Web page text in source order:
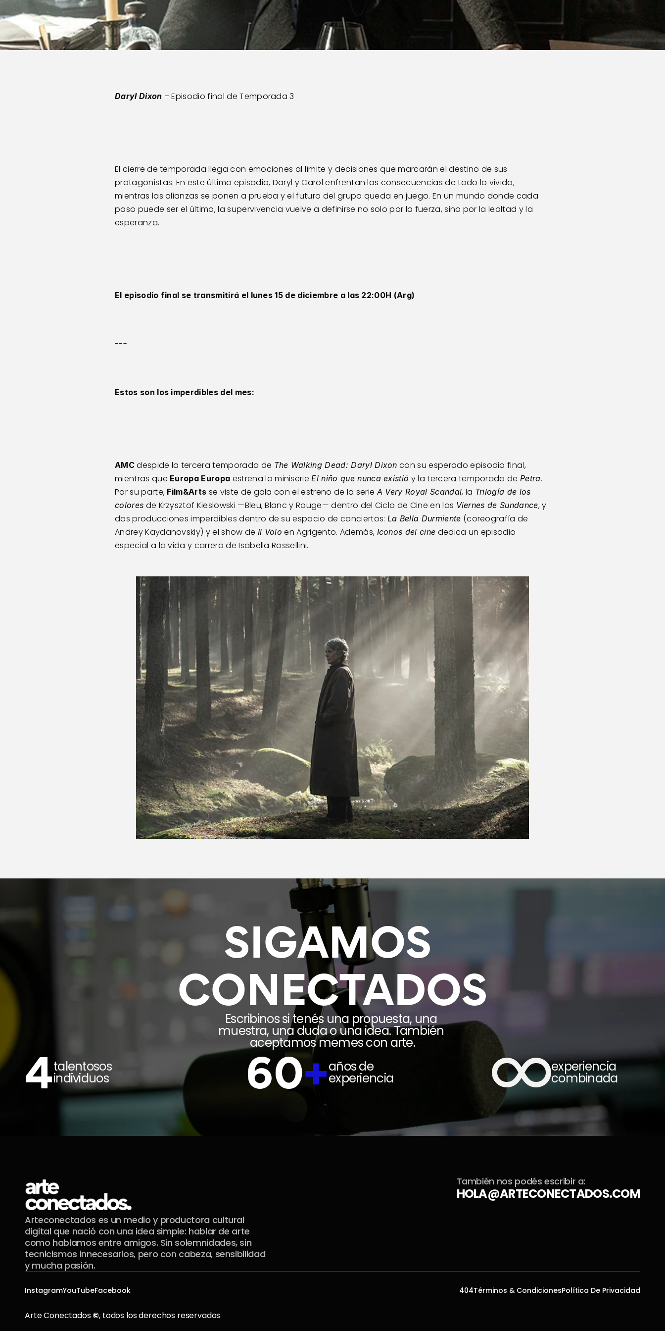
Daryl Dixon – Episodio final de Temporada 3
El cierre de temporada llega con emociones al límite y decisiones que marcarán el destino de sus
protagonistas. En este último episodio, Daryl y Carol enfrentan las consecuencias de todo lo vivido,
mientras las alianzas se ponen a prueba y el futuro del grupo queda en juego. En un mundo donde cada
paso puede ser el último, la supervivencia vuelve a definirse no solo por la fuerza, sino por la lealtad y la
esperanza.
El episodio final se transmitirá el lunes 15 de diciembre a las 22:00H (Arg)
---
Estos son los imperdibles del mes:
AMC despide la tercera temporada de The Walking Dead: Daryl Dixon con su esperado episodio final,
mientras que Europa Europa estrena la miniserie El niño que nunca existió y la tercera temporada de Petra.
Por su parte, Film&Arts se viste de gala con el estreno de la serie A Very Royal Scandal, la Trilogía de los
colores de Krzysztof Kieslowski —Bleu, Blanc y Rouge— dentro del Ciclo de Cine en los Viernes de Sundance, y
dos producciones imperdibles dentro de su espacio de conciertos: La Bella Durmiente (coreografía de
Andrey Kaydanovskiy) y el show de Il Volo en Agrigento. Además, Iconos del cine dedica un episodio
especial a la vida y carrera de Isabella Rossellini.
SIGAMOS
CONECTADOS
Escribinos si tenés una propuesta, una
muestra, una duda o una idea. También
aceptamos memes con arte.
4talentosos
individuos 60+años de
experiencia
experiencia
combinada
Arteconectados es un medio y productora cultural
digital que nació con una idea simple: hablar de arte
como hablamos entre amigos. Sin solemnidades, sin
tecnicismos innecesarios, pero con cabeza, sensibilidad
y mucha pasión.
También nos podés escribir a:
HOLA@ARTECONECTADOS.COM
InstagramYouTubeFacebook 404Términos & CondicionesPolítica De Privacidad
Arte Conectados ©, todos los derechos reservados